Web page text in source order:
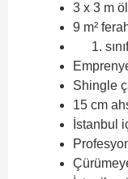
3 x 3 m
9 m²
Shingle
15 cm
İstanbul